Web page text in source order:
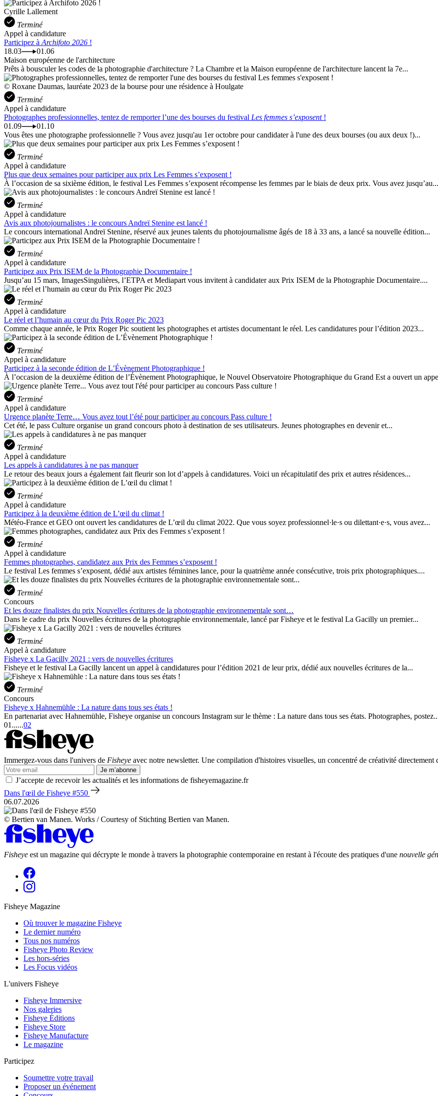
Cyrille Lallement
Terminé
Appel à candidature
Participez à Archifoto 2026 !
18.03
01.06
Maison européenne de l'architecture
Prêts à bousculer les codes de la photographie d'architecture ? La Chambre et la Maison européenne de l'architecture lancent la 7e...
© Roxane Daumas, lauréate 2023 de la bourse pour une résidence à Houlgate
Terminé
Appel à candidature
Photographes professionnelles, tentez de remporter l’une des bourses du festival Les femmes s’exposent!
01.09
01.10
Vous êtes une photographe professionnelle ? Vous avez jusqu'au 1er octobre pour candidater à l'une des deux bourses (ou aux deux !)...
Terminé
Appel à candidature
Plus que deux semaines pour participer aux prix Les Femmes s’exposent !
À l’occasion de sa sixième édition, le festival Les Femmes s’exposent récompense les femmes par le biais de deux prix. Vous avez jusqu’au...
Terminé
Appel à candidature
Avis aux photojournalistes : le concours Andreï Stenine est lancé !
Le concours international Andreï Stenine, réservé aux jeunes talents du photojournalisme âgés de 18 à 33 ans, a lancé sa nouvelle édition...
Terminé
Appel à candidature
Participez aux Prix ISEM de la Photographie Documentaire !
Jusqu’au 15 mars, ImagesSingulières, l’ETPA et Mediapart vous invitent à candidater aux Prix ISEM de la Photographie Documentaire....
Terminé
Appel à candidature
Le réel et l’humain au cœur du Prix Roger Pic 2023
Comme chaque année, le Prix Roger Pic soutient les photographes et artistes documentant le réel. Les candidatures pour l’édition 2023...
Terminé
Appel à candidature
Participez à la seconde édition de L’Évènement Photographique !
À l’occasion de la deuxième édition de l’Évènement Photographique, le Nouvel Observatoire Photographique du Grand Est a ouvert un
Terminé
Appel à candidature
Urgence planète Terre… Vous avez tout l’été pour participer au concours Pass culture !
Cet été, le pass Culture organise un grand concours photo à destination de ses utilisateurs. Jeunes photographes en devenir et...
Terminé
Appel à candidature
Les appels à candidatures à ne pas manquer
Le retour des beaux jours a également fait fleurir son lot d’appels à candidatures. Voici un récapitulatif des prix et autres résidences...
Terminé
Appel à candidature
Participez à la deuxième édition de L’œil du climat !
Météo-France et GEO ont ouvert les candidatures de L’œil du climat 2022. Que vous soyez professionnel·le·s ou dilettant·e·s, vous avez...
Terminé
Appel à candidature
Femmes photographes, candidatez aux Prix des Femmes s’exposent !
Le festival Les femmes s’exposent, dédié aux artistes féminines lance, pour la quatrième année consécutive, trois prix photographiques....
Terminé
Concours
Et les douze finalistes du prix Nouvelles écritures de la photographie environnementale sont…
Dans le cadre du prix Nouvelles écritures de la photographie environnementale, lancé par Fisheye et le festival La Gacilly un premier...
Terminé
Appel à candidature
Fisheye x La Gacilly 2021 : vers de nouvelles écritures
Fisheye et le festival La Gacilly lancent un appel à candidatures pour l’édition 2021 de leur prix, dédié aux nouvelles écritures de la...
Terminé
Concours
Fisheye x Hahnemühle : La nature dans tous ses états !
En partenariat avec Hahnemühle, Fisheye organise un concours Instagram sur le thème : La nature dans tous ses états. Photographes,
01 ......02
Immergez-vous dans l'univers de Fisheye avec notre newsletter. Une compilation d'histoires visuelles, un concentré de créativité
Je m’abonne
J’accepte de recevoir les actualités et les informations de fisheyemagazine.fr
Dans l'œil de Fisheye #550
06.07.2026
© Bertien van Manen. Works / Courtesy of Stichting Bertien van Manen.
Fisheye est un magazine qui décrypte le monde à travers la photographie contemporaine en restant à l'écoute des pratiques d'une nouvelle
Fisheye Magazine
Où trouver le magazine Fisheye
Le dernier numéro
Tous nos numéros
Fisheye Photo Review
Les hors-séries
Les Focus vidéos
L'univers Fisheye
Fisheye Immersive
Nos galeries
Fisheye Éditions
Fisheye Store
Fisheye Manufacture
Le magazine
Participez
Soumettre votre travail
Proposer un événement